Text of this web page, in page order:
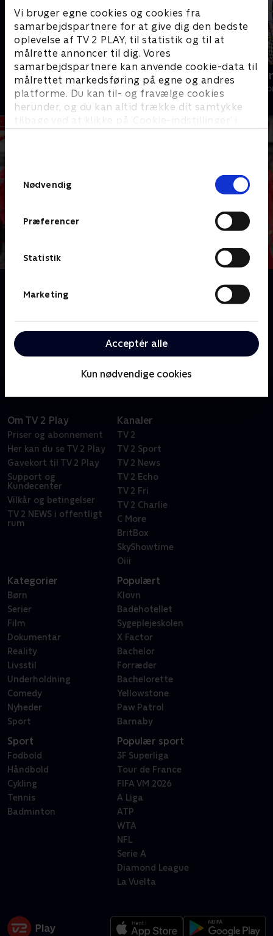
Vi bruger egne cookies og cookies fra
samarbejdspartnere for at give dig den bedste
oplevelse af TV 2 PLAY, til statistik og til at
målrette annoncer til dig. Vores
samarbejdspartnere kan anvende cookie-data til
målrettet markedsføring på egne og andres
platforme. Du kan til- og fravælge cookies
herunder, og du kan altid trække dit samtykke
tilbage ved at klikke på ’Cookie-indstillinger’ i
Nødvendig
Præferencer
Statistik
Marketing
Acceptér alle
Kun nødvendige cookies
Hotel Savoy - femstjernet luksus
Livsstil • 2 sæsoner
Blomster
Livsstil • 1
Igen i år er der karnevalsstemning i Aalborg. Nordens
TV2 Nord dækker det internationale karnevalsoptog
og det store karnevalsoptog med tusindvis af
deltagere.
Om TV 2 Play
Priser og abonnement
Her kan du se TV 2 Play
Gavekort til TV 2 Play
Support og
Kundecenter
Vilkår og betingelser
TV 2 NEWS i offentligt
rum
Kanaler
TV 2
TV 2 Sport
TV 2 News
TV 2 Echo
TV 2 Fri
TV 2 Charlie
C More
BritBox
SkyShowtime
Oiii
Kategorier
Børn
Serier
Film
Dokumentar
Reality
Livsstil
Underholdning
Comedy
Nyheder
Sport
Populært
Klovn
Badehotellet
Sygeplejeskolen
X Factor
Bachelor
Forræder
Bachelorette
Yellowstone
Paw Patrol
Barnaby
Sport
Fodbold
Håndbold
Cykling
Tennis
Badminton
Populær sport
3F Superliga
Tour de France
FIFA VM 2026
A Liga
ATP
WTA
NFL
Serie A
Diamond League
La Vuelta